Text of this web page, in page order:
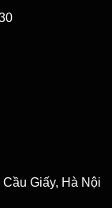
Giấy, Hà Nội